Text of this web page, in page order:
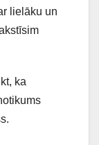
lielāku un
ka